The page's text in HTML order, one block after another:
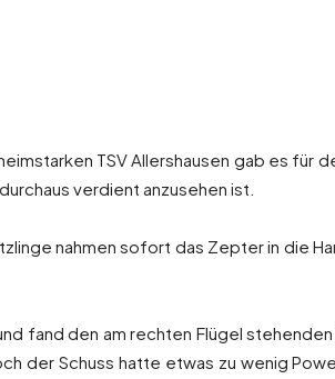
TSV Allershausen gab es für
verdient anzusehen ist.
nahmen sofort das Zepter in die
fand den am rechten Flügel
der Schuss hatte etwas zu wenig